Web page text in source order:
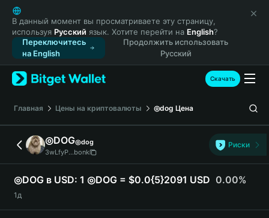
English
日本語
Tiếng Việt
Русский
Español (Latinoamérica)
Türkçe
Français
Deutsch
简体中文
繁體中文
Português (Portugal)
Bahasa Indonesia
ภาษาไทย
हिन्दी
В данный момент вы просматриваете эту страницу,
используя Русский язык. Хотите перейти на English?
Переключитесь
на English
Продолжить использовать
Русский
Скачать
Главная Цены на криптовалюты ◎dog Цена
◎DOG◎dog
3wLfyP...bonk
Риски
◎DOG в USD: 1 ◎DOG = $0.0{5}2091 USD 0.00%
1д